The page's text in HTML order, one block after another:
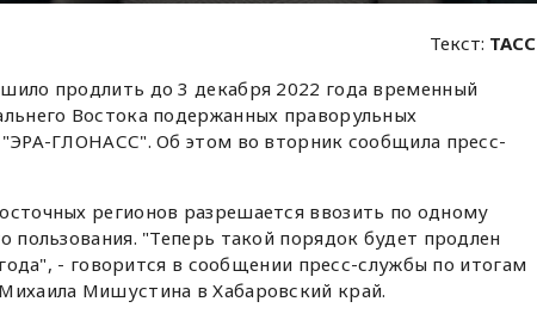
Текст: ТАСС
продлить до 3 декабря 2022 года временный
Востока подержанных праворульных
ГЛОНАСС". Об этом во вторник сообщила пресс-
регионов разрешается ввозить по одному
"Теперь такой порядок будет продлен
- говорится в сообщении пресс-службы по итогам
Мишустина в Хабаровский край.